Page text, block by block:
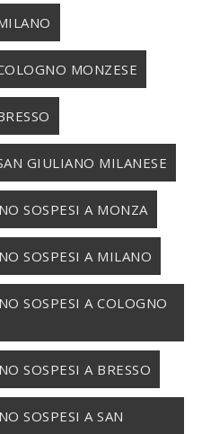
MONZESE
GIULIANO MILANESE
SOSPESI A MONZA
SOSPESI A MILANO
SOSPESI A COLOGNO
SOSPESI A BRESSO
SOSPESI A SAN